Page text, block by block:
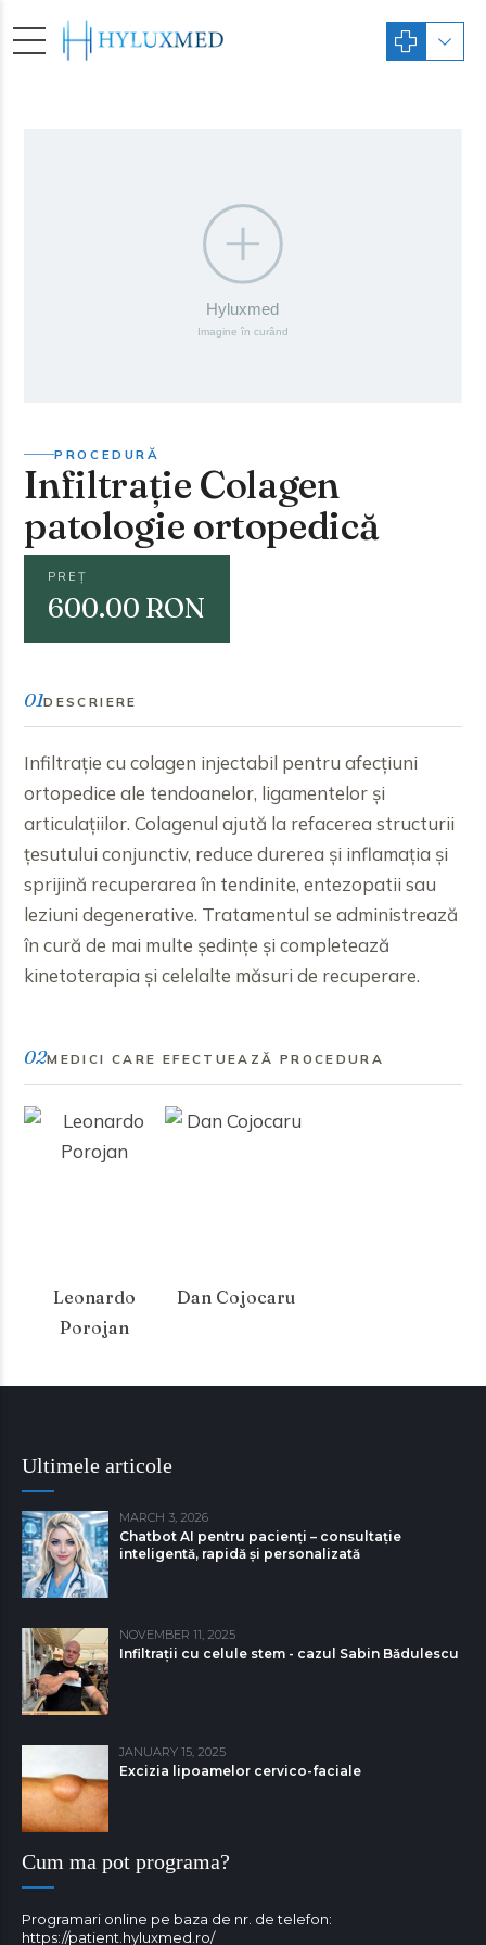
PROCEDURĂ
Infiltrație Colagen
patologie ortopedică
PREȚ
600.00 RON
01DESCRIERE
Infiltrație cu colagen injectabil pentru afecțiuni
ortopedice ale tendoanelor, ligamentelor și
articulațiilor. Colagenul ajută la refacerea structurii
țesutului conjunctiv, reduce durerea și inflamația și
sprijină recuperarea în tendinite, entezopatii sau
leziuni degenerative. Tratamentul se administrează
în cură de mai multe ședințe și completează
kinetoterapia și celelalte măsuri de recuperare.
02MEDICI CARE EFECTUEAZĂ PROCEDURA
Leonardo
Porojan
Dan Cojocaru
Ultimele articole
MARCH 3, 2026
Chatbot AI pentru pacienți – consultație
inteligentă, rapidă și personalizată
NOVEMBER 11, 2025
Infiltrații cu celule stem - cazul Sabin Bǎdulescu
JANUARY 15, 2025
Excizia lipoamelor cervico-faciale
Cum ma pot programa?
Programari online pe baza de nr. de telefon:
https://patient.hyluxmed.ro/